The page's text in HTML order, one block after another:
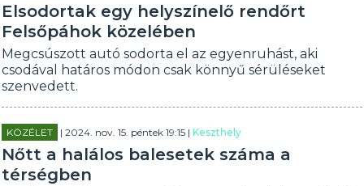
Elsodortak egy helyszínelő rendőrt
Felsőpáhok közelében
Megcsúszott autó sodorta el az egyenruhást, aki
csodával határos módon csak könnyű sérüléseket
szenvedett.
KÖZÉLET | 2024. nov. 15. péntek 19:15 |Keszthely
Nőtt a halálos balesetek száma a
térségben